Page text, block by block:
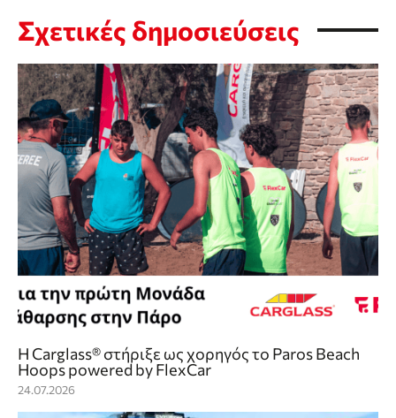
Σχετικές δημοσιεύσεις
Η Carglass® στήριξε ως χορηγός το Paros Beach
Hoops powered by FlexCar
24.07.2026